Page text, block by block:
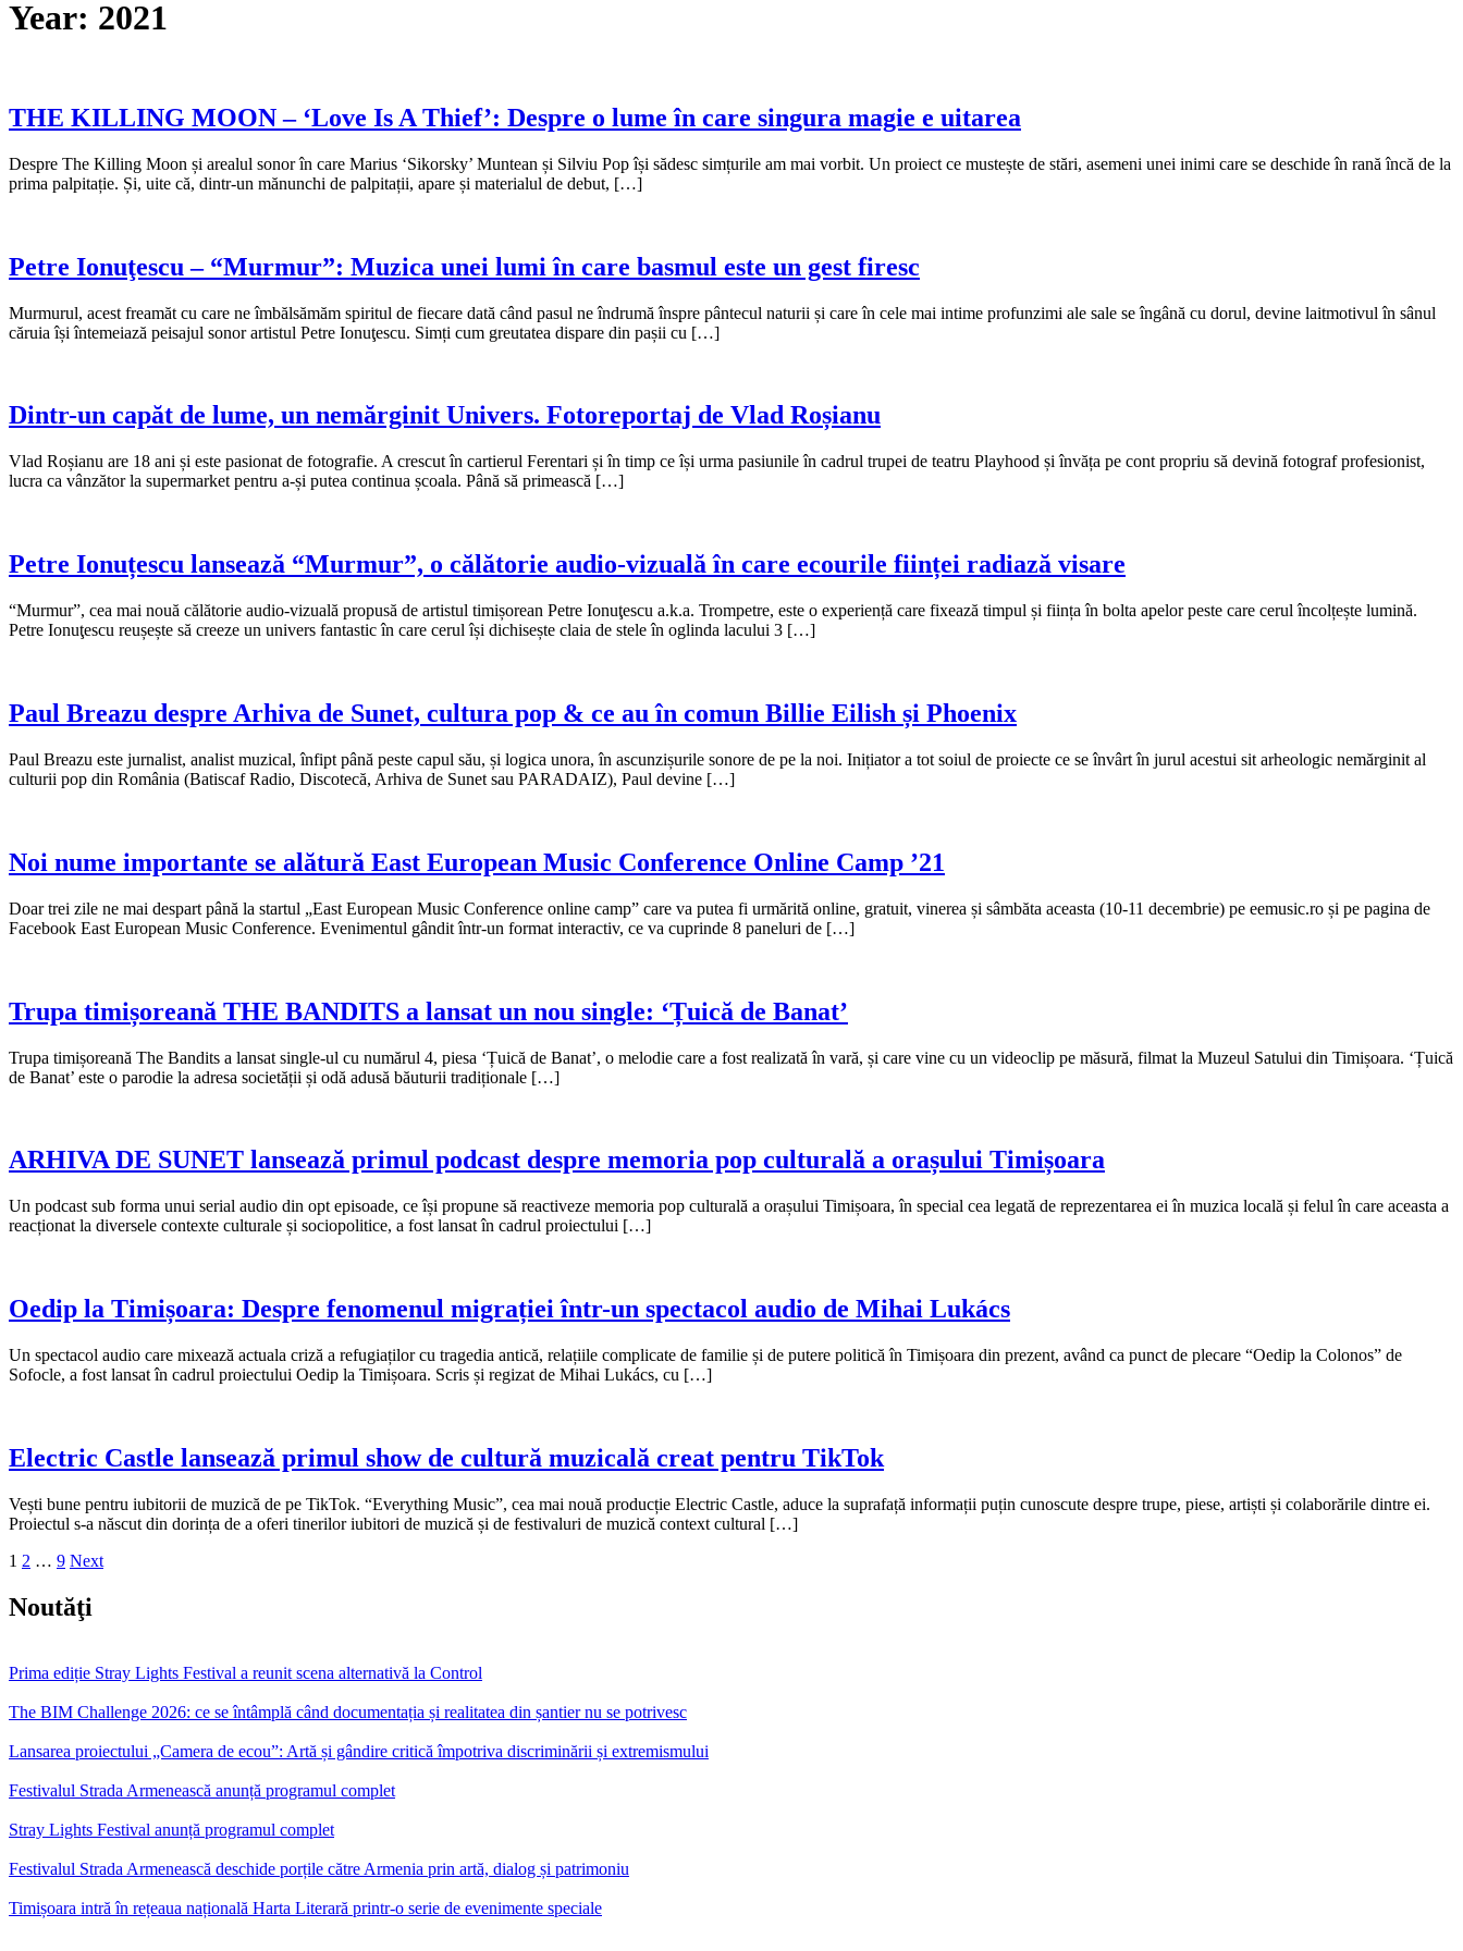
Year: 2021
THE KILLING MOON – ‘Love Is A Thief’: Despre o lume în care singura magie e uitarea
Despre The Killing Moon și arealul sonor în care Marius ‘Sikorsky’ Muntean și Silviu Pop își sădesc simțurile am mai vorbit. Un proiect ce mustește de stări, asemeni unei inimi care se deschide în rană încă de la
prima palpitație. Și, uite că, dintr-un mănunchi de palpitații, apare și materialul de debut, […]
Petre Ionuţescu – “Murmur”: Muzica unei lumi în care basmul este un gest firesc
Murmurul, acest freamăt cu care ne îmbălsămăm spiritul de fiecare dată când pasul ne îndrumă înspre pântecul naturii și care în cele mai intime profunzimi ale sale se îngână cu dorul, devine laitmotivul în sânul
căruia își întemeiază peisajul sonor artistul Petre Ionuţescu. Simți cum greutatea dispare din pașii cu […]
Dintr-un capăt de lume, un nemărginit Univers. Fotoreportaj de Vlad Roșianu
Vlad Roșianu are 18 ani și este pasionat de fotografie. A crescut în cartierul Ferentari și în timp ce își urma pasiunile în cadrul trupei de teatru Playhood și învăța pe cont propriu să devină fotograf profesionist,
lucra ca vânzător la supermarket pentru a-și putea continua școala. Până să primească […]
Petre Ionuțescu lansează “Murmur”, o călătorie audio-vizuală în care ecourile ființei radiază visare
“Murmur”, cea mai nouă călătorie audio-vizuală propusă de artistul timișorean Petre Ionuţescu a.k.a. Trompetre, este o experiență care fixează timpul și ființa în bolta apelor peste care cerul încolțește lumină.
Petre Ionuţescu reușește să creeze un univers fantastic în care cerul își dichisește claia de stele în oglinda lacului 3 […]
Paul Breazu despre Arhiva de Sunet, cultura pop & ce au în comun Billie Eilish și Phoenix
Paul Breazu este jurnalist, analist muzical, înfipt până peste capul său, și logica unora, în ascunzișurile sonore de pe la noi. Inițiator a tot soiul de proiecte ce se învârt în jurul acestui sit arheologic nemărginit al
culturii pop din România (Batiscaf Radio, Discotecă, Arhiva de Sunet sau PARADAIZ), Paul devine […]
Noi nume importante se alătură East European Music Conference Online Camp ’21
Doar trei zile ne mai despart până la startul „East European Music Conference online camp” care va putea fi urmărită online, gratuit, vinerea și sâmbăta aceasta (10-11 decembrie) pe eemusic.ro și pe pagina de
Facebook East European Music Conference. Evenimentul gândit într-un format interactiv, ce va cuprinde 8 paneluri de […]
Trupa timișoreană THE BANDITS a lansat un nou single: ‘Țuică de Banat’
Trupa timișoreană The Bandits a lansat single-ul cu numărul 4, piesa ‘Țuică de Banat’, o melodie care a fost realizată în vară, și care vine cu un videoclip pe măsură, filmat la Muzeul Satului din Timișoara. ‘Țuică
de Banat’ este o parodie la adresa societății și odă adusă băuturii tradiționale […]
ARHIVA DE SUNET lansează primul podcast despre memoria pop culturală a orașului Timișoara
Un podcast sub forma unui serial audio din opt episoade, ce își propune să reactiveze memoria pop culturală a orașului Timișoara, în special cea legată de reprezentarea ei în muzica locală și felul în care aceasta a
reacționat la diversele contexte culturale și sociopolitice, a fost lansat în cadrul proiectului […]
Oedip la Timișoara: Despre fenomenul migrației într-un spectacol audio de Mihai Lukács
Un spectacol audio care mixează actuala criză a refugiaților cu tragedia antică, relațiile complicate de familie și de putere politică în Timișoara din prezent, având ca punct de plecare “Oedip la Colonos” de
Sofocle, a fost lansat în cadrul proiectului Oedip la Timișoara. Scris și regizat de Mihai Lukács, cu […]
Electric Castle lansează primul show de cultură muzicală creat pentru TikTok
Vești bune pentru iubitorii de muzică de pe TikTok. “Everything Music”, cea mai nouă producție Electric Castle, aduce la suprafață informații puțin cunoscute despre trupe, piese, artiști și colaborările dintre ei.
Proiectul s-a născut din dorința de a oferi tinerilor iubitori de muzică și de festivaluri de muzică context cultural […]
Posts
pagination
1 2 … 9 Next
Noutăţi
Prima ediție Stray Lights Festival a reunit scena alternativă la Control
The BIM Challenge 2026: ce se întâmplă când documentația și realitatea din șantier nu se potrivesc
Lansarea proiectului „Camera de ecou”: Artă și gândire critică împotriva discriminării și extremismului
Festivalul Strada Armenească anunță programul complet
Stray Lights Festival anunță programul complet
Festivalul Strada Armenească deschide porțile către Armenia prin artă, dialog și patrimoniu
Timișoara intră în rețeaua națională Harta Literară printr-o serie de evenimente speciale